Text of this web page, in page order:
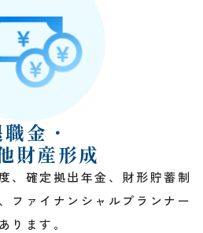
金・
財産形成
、確定拠出年金、財形貯蓄制
ファイナンシャルプランナー
ます。